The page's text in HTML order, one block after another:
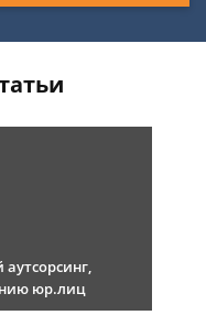
юр.лиц